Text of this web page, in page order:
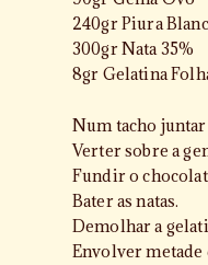
240gr Piura
300gr Nata 35%
8gr Gelatina
Num tacho juntar
Verter sobre a
Fundir o
Bater as natas.
Demolhar a
Envolver metade